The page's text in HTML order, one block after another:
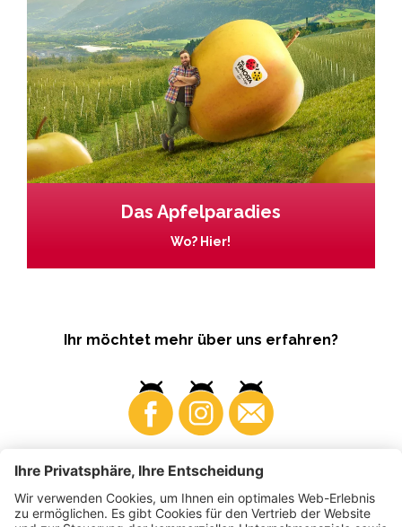
Das Apfelparadies
Wo? Hier!
Ihr möchtet mehr über uns erfahren?
Business Produzenten